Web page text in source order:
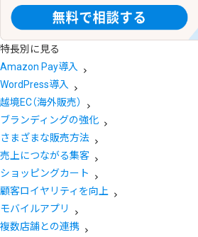
特長別に見る
Amazon Pay導入
WordPress導入
越境EC（海外販売）
ブランディングの強化
さまざまな販売方法
売上につながる集客
ショッピングカート
顧客ロイヤリティを向上
モバイルアプリ
複数店舗との連携